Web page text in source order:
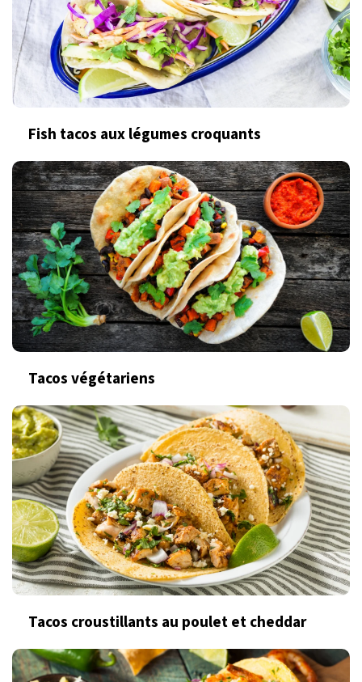
Fish tacos aux légumes croquants
Tacos végétariens
Tacos croustillants au poulet et cheddar